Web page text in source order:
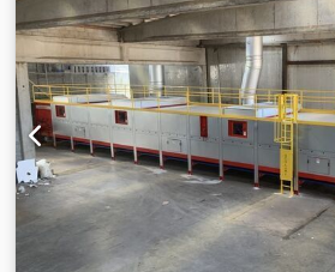
documentatie / handleiding , in zeer
hoogfrequent vacuüm droger
vermogen HF output 50 kw bij een
drogen onder vacuüm verlaagt het
vanaf 60 graden Dodpfxoy Dr N Ss
drogen op lagere temperaturen